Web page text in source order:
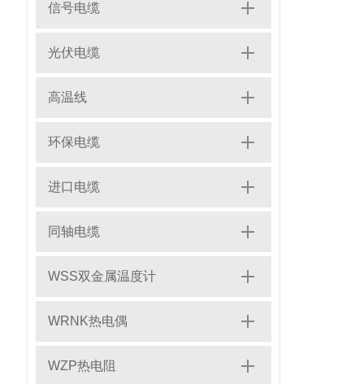
信号电缆
光伏电缆
高温线
环保电缆
进口电缆
同轴电缆
WSS双金属温度计
WRNK热电偶
WZP热电阻